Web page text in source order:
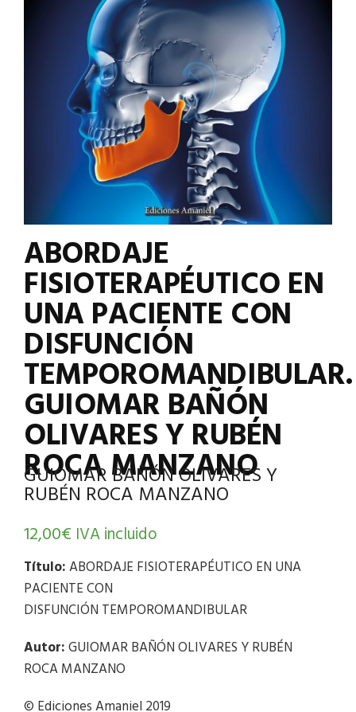
ABORDAJE
FISIOTERAPÉUTICO EN
UNA PACIENTE CON
DISFUNCIÓN
TEMPOROMANDIBULAR.
GUIOMAR BAÑÓN
OLIVARES Y RUBÉN
ROCA MANZANO
GUIOMAR BAÑÓN OLIVARES Y
RUBÉN ROCA MANZANO
12,00€ IVA incluido
Título:ABORDAJE FISIOTERAPÉUTICO EN UNA
PACIENTE CON
DISFUNCIÓN TEMPOROMANDIBULAR
Autor:GUIOMAR BAÑÓN OLIVARES Y RUBÉN
ROCA MANZANO
© Ediciones Amaniel 2019